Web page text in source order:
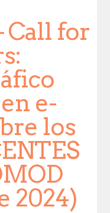
Call for
e-
los
2024)